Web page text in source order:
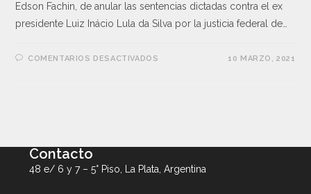
Edson Fachin, de anular las sentencias dictadas contra el ex
presidente Luiz Inácio Lula da Silva por la justicia federal de…
COMENTARIOS DESACTIVADOS 10 MARZO, 2021
Contacto
48 e/ 6 y 7 – 5° Piso, La Plata, Argentina